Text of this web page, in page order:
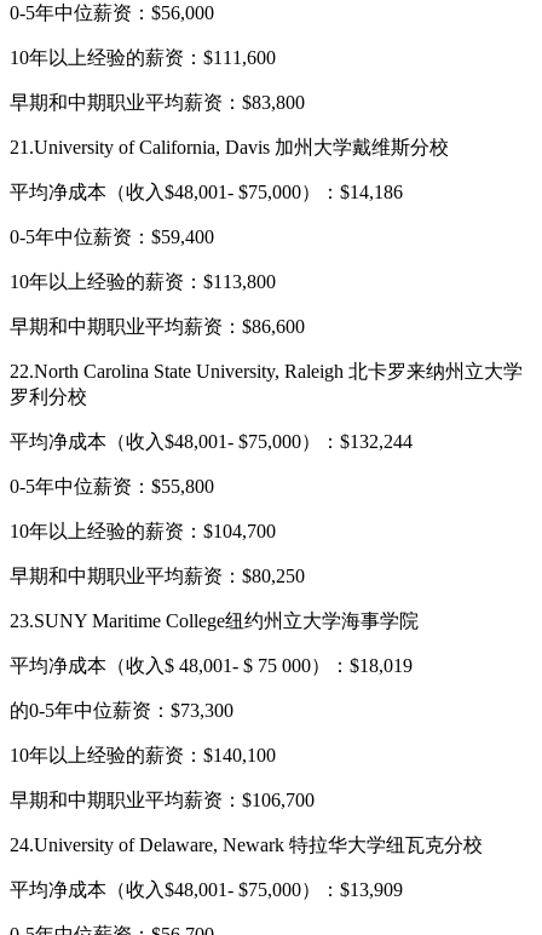
0-5年中位薪资：$56,000
10年以上经验的薪资：$111,600
早期和中期职业平均薪资：$83,800
21.University of California, Davis 加州大学戴维斯分校
平均净成本（收入$48,001- $75,000）：$14,186
0-5年中位薪资：$59,400
10年以上经验的薪资：$113,800
早期和中期职业平均薪资：$86,600
22.North Carolina State University, Raleigh 北卡罗来纳州立大学
罗利分校
平均净成本（收入$48,001- $75,000）：$132,244
0-5年中位薪资：$55,800
10年以上经验的薪资：$104,700
早期和中期职业平均薪资：$80,250
23.SUNY Maritime College纽约州立大学海事学院
平均净成本（收入$ 48,001- $ 75 000）：$18,019
的0-5年中位薪资：$73,300
10年以上经验的薪资：$140,100
早期和中期职业平均薪资：$106,700
24.University of Delaware, Newark 特拉华大学纽瓦克分校
平均净成本（收入$48,001- $75,000）：$13,909